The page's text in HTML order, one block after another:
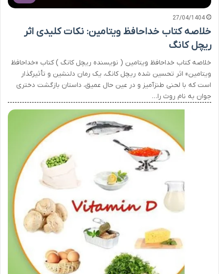
27/04/1404
خلاصه کتاب خداحافظ ویتامین: نکات کلیدی اثر
ریچل کانگ
خلاصه کتاب خداحافظ ویتامین ( نویسنده ریچل کانگ ) کتاب «خداحافظ
ویتامین» اثر تحسین شده ریچل کانگ، یک رمان دلنشین و تأثیرگذار
است که با لحنی طنزآمیز و در عین حال عمیق، داستان بازگشت دختری
جوان به نام روث را…